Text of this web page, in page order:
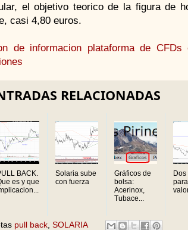
el objetivo teorico de la figura de
casi 4,80 euros.
de informacion plataforma de
RELACIONADAS
BACK.
es y que
Solaria sube
con fuerza
Gráficos de
bolsa:
Acerinox,
Tubace...
pull back SOLARIA